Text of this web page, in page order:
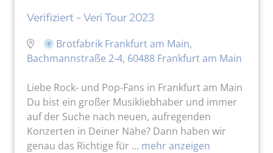
Verifiziert - Veri Tour 2023
Brotfabrik Frankfurt am Main,
Bachmannstraße 2-4, 60488 Frankfurt am Main
Liebe Rock- und Pop-Fans in Frankfurt am Main
Du bist ein großer Musikliebhaber und immer
auf der Suche nach neuen, aufregenden
Konzerten in Deiner Nähe? Dann haben wir
genau das Richtige für ... mehr anzeigen